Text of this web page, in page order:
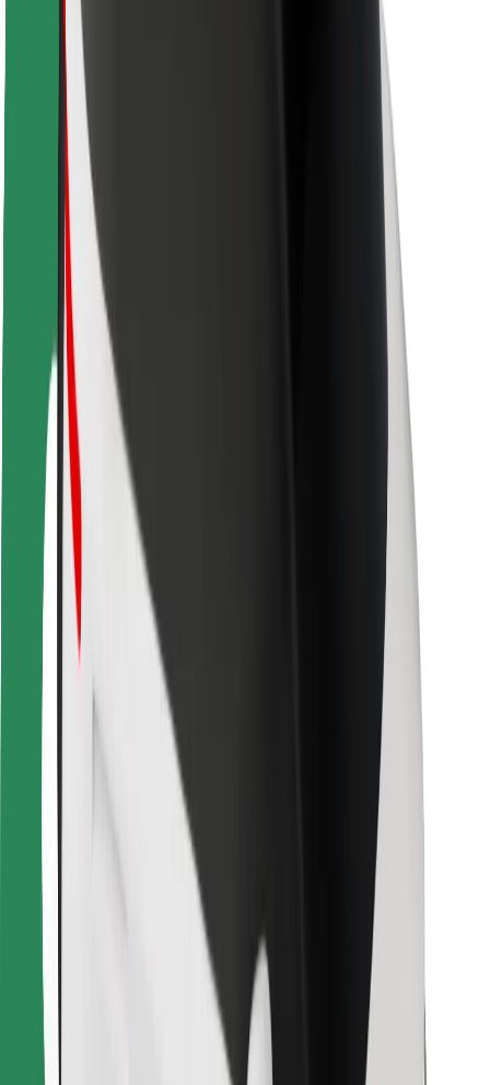
Ασφάλεια
Πόλεις
Τοποθεσίες
Λύσεις για την πόλη
Αεροδρόμια
Bolt Αποβάθρες Φόρτισης
Υποστήριξη
Για επιβάτες
Για τους οδηγούς
Για μεταφορείς
Bolt Food
Για ιδιοκτήτες στόλου οχημάτων
Για εστιατόρια
Bolt for Business
Προμηθευτές
Όροι & Προϋποθέσεις
Πάρε ταξί μέσα σε λίγα λεπτά!
Κατέβασε την εφαρμογή Bolt
Βρείτε το αγαπημένο σας φαγητό!